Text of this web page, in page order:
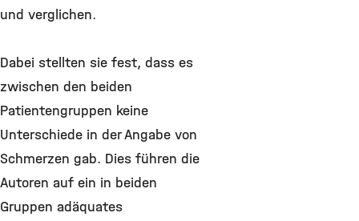
und verglichen.
Dabei stellten sie fest, dass es
zwischen den beiden
Patientengruppen keine
Unterschiede in der Angabe von
Schmerzen gab. Dies führen die
Autoren auf ein in beiden
Gruppen adäquates